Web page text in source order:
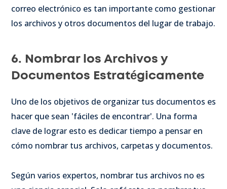
correo electrónico es tan importante como gestionar
los archivos y otros documentos del lugar de trabajo.
6. Nombrar los Archivos y
Documentos Estratégicamente
Uno de los objetivos de organizar tus documentos es
hacer que sean 'fáciles de encontrar'. Una forma
clave de lograr esto es dedicar tiempo a pensar en
cómo nombrar tus archivos, carpetas y documentos.
Según varios expertos, nombrar tus archivos no es